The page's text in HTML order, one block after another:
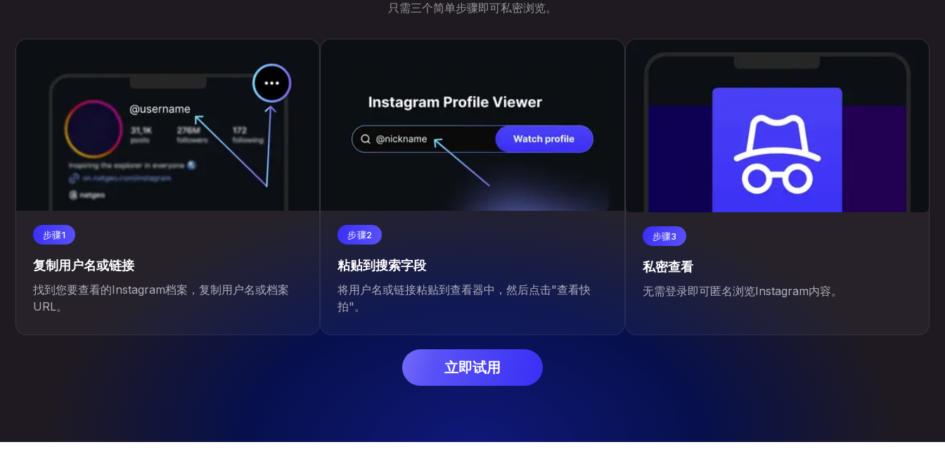
只需三个简单步骤即可私密浏览。
步骤1
复制用户名或链接
找到您要查看的Instagram档案，复制用户名或档案
URL。
步骤2
粘贴到搜索字段
将用户名或链接粘贴到查看器中，然后点击"查看快
拍"。
步骤3
私密查看
无需登录即可匿名浏览Instagram内容。
立即试用